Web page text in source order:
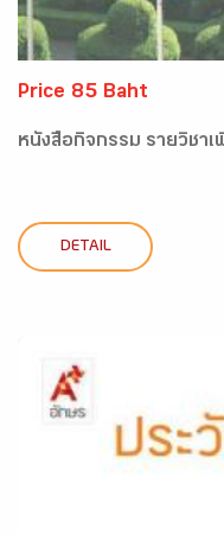
Price 85 Baht
หนังสือกิจกรรม รายวิชาเ
DETAIL